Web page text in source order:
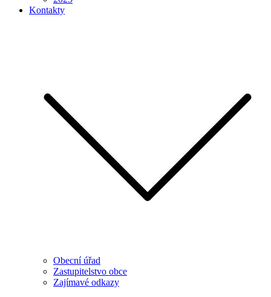
Kontakty
Obecní úřad
Zastupitelstvo obce
Zajímavé odkazy